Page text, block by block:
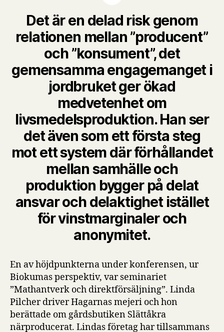
Det är en delad risk genom
relationen mellan ”producent”
och ”konsument”, det
gemensamma engagemanget i
jordbruket ger ökad
medvetenhet om
livsmedelsproduktion. Han ser
det även som ett första steg
mot ett system där förhållandet
mellan samhälle och
produktion bygger på delat
ansvar och delaktighet istället
för vinstmarginaler och
anonymitet.
En av höjdpunkterna under konferensen, ur
Biokumas perspektiv, var seminariet
”Mathantverk och direktförsäljning”. Linda
Pilcher driver Hagarnas mejeri och hon
berättade om gårdsbutiken Slättåkra
närproducerat. Lindas företag har tillsammans